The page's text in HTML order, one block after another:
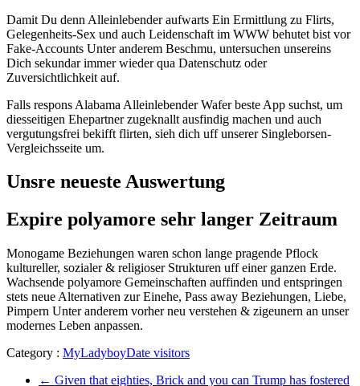
Damit Du denn Alleinlebender aufwarts Ein Ermittlung zu Flirts,
Gelegenheits-Sex und auch Leidenschaft im WWW behutet bist vor
Fake-Accounts Unter anderem Beschmu, untersuchen unsereins
Dich sekundar immer wieder qua Datenschutz oder
Zuversichtlichkeit auf.
Falls respons Alabama Alleinlebender Wafer beste App suchst, um
diesseitigen Ehepartner zugeknallt ausfindig machen und auch
vergutungsfrei bekifft flirten, sieh dich uff unserer Singleborsen-
Vergleichsseite um.
Unsre neueste Auswertung
Expire polyamore sehr langer Zeitraum
Monogame Beziehungen waren schon lange pragende Pflock
kultureller, sozialer & religioser Strukturen uff einer ganzen Erde.
Wachsende polyamore Gemeinschaften auffinden und entspringen
stets neue Alternativen zur Einehe, Pass away Beziehungen, Liebe,
Pimpern Unter anderem vorher neu verstehen & zigeunern an unser
modernes Leben anpassen.
Category : MyLadyboyDate visitors
← Given that eighties, Brick and you can Trump has fostered